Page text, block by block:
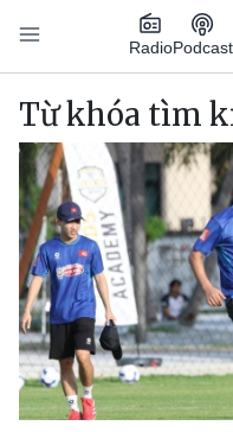
Nhảy đến nội dung
RadioPodcast
Main navigation
Từ khóa tìm